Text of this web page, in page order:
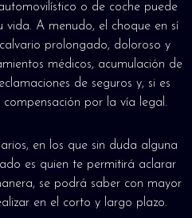
o de coche puede
A menudo, el choque en sí
prolongado, doloroso y
médicos, acumulación de
de seguros y, si es
por la vía legal.
en los que sin duda alguna
es quien te permitirá aclarar
se podrá saber con mayor
en el corto y largo plazo.